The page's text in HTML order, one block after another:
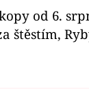
od 6.
štěstím,